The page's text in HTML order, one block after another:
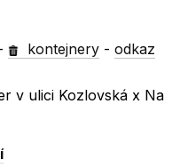
kontejnery -odkaz
v ulici Kozlovská x Na